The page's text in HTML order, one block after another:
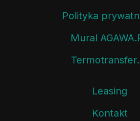
Polityka
Mural
Leasing
Kontakt